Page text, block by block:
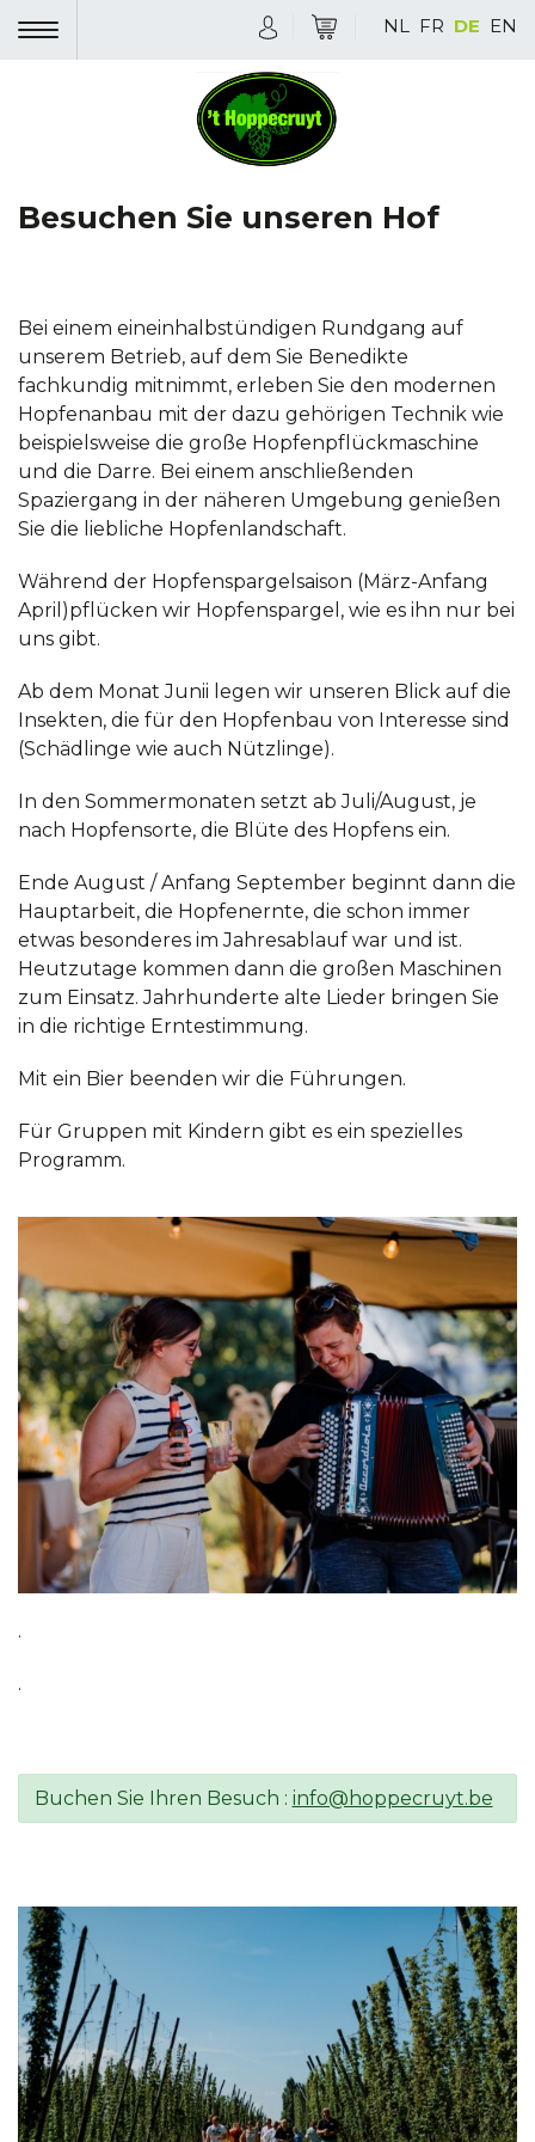
NL FR DE EN
Besuchen Sie unseren Hof
Bei einem eineinhalbstündigen Rundgang auf
unserem Betrieb, auf dem Sie Benedikte
fachkundig mitnimmt, erleben Sie den modernen
Hopfenanbau mit der dazu gehörigen Technik wie
beispielsweise die große Hopfenpflückmaschine
und die Darre. Bei einem anschließenden
Spaziergang in der näheren Umgebung genießen
Sie die liebliche Hopfenlandschaft.
Während der Hopfenspargelsaison (März-Anfang
April)pflücken wir Hopfenspargel, wie es ihn nur bei
uns gibt.
Ab dem Monat Junii legen wir unseren Blick auf die
Insekten, die für den Hopfenbau von Interesse sind
(Schädlinge wie auch Nützlinge).
In den Sommermonaten setzt ab Juli/August, je
nach Hopfensorte, die Blüte des Hopfens ein.
Ende August / Anfang September beginnt dann die
Hauptarbeit, die Hopfenernte, die schon immer
etwas besonderes im Jahresablauf war und ist.
Heutzutage kommen dann die großen Maschinen
zum Einsatz. Jahrhunderte alte Lieder bringen Sie
in die richtige Erntestimmung.
Mit ein Bier beenden wir die Führungen.
Für Gruppen mit Kindern gibt es ein spezielles
Programm.
.
.
Buchen Sie Ihren Besuch : info@hoppecruyt.be